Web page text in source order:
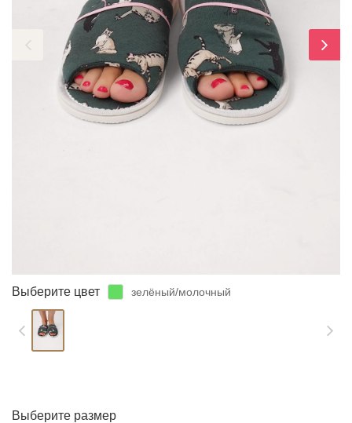
Выберите цвет зелёный/молочный
Выберите размер